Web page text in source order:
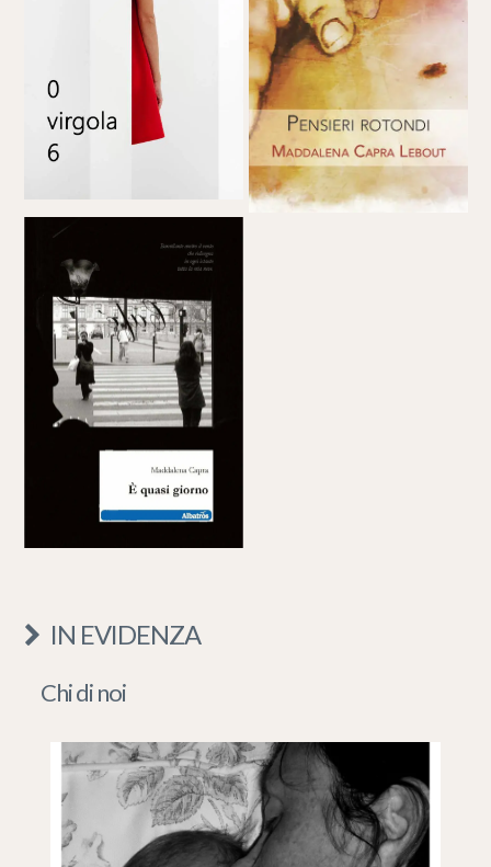
IN EVIDENZA
Chi di noi